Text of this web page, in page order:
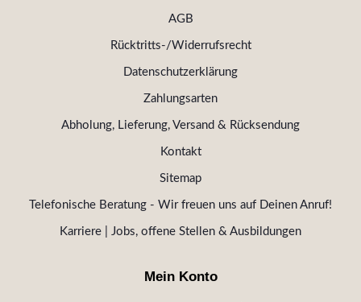
AGB
Rücktritts-/Widerrufsrecht
Datenschutzerklärung
Zahlungsarten
Abholung, Lieferung, Versand & Rücksendung
Kontakt
Sitemap
Telefonische Beratung - Wir freuen uns auf Deinen Anruf!
Karriere | Jobs, offene Stellen & Ausbildungen
Mein Konto